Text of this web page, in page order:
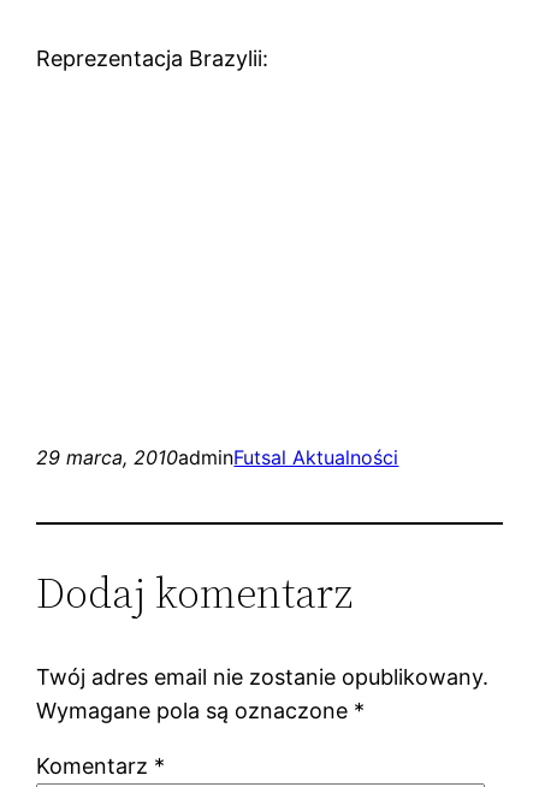
Reprezentacja Brazylii:
29 marca, 2010adminFutsal Aktualności
Dodaj komentarz
Twój adres email nie zostanie opublikowany.
Wymagane pola są oznaczone *
Komentarz *